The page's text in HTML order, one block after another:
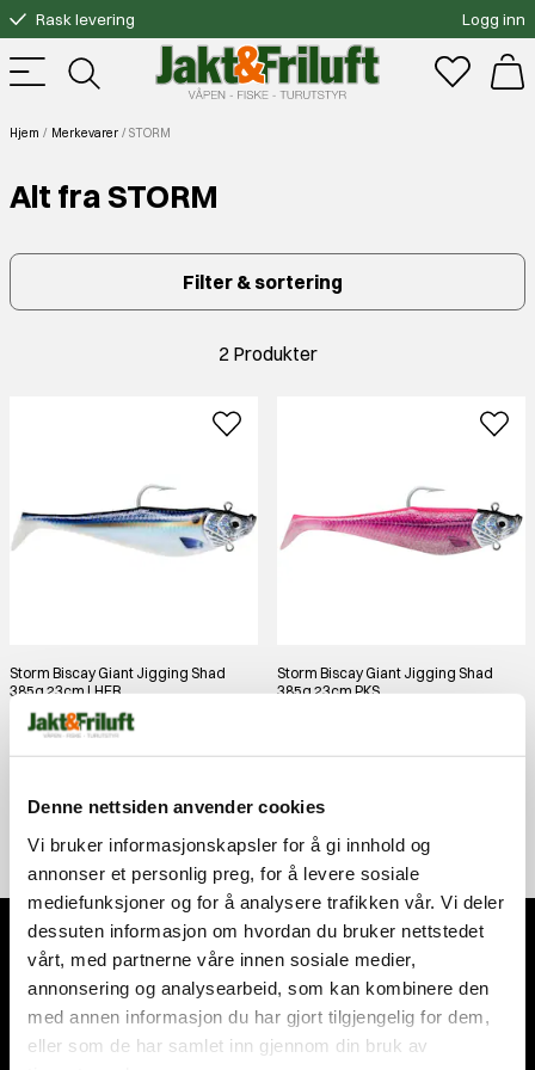
Denne nettsiden anvender cookies
Vi bruker informasjonskapsler for å gi innhold og
annonser et personlig preg, for å levere sosiale
mediefunksjoner og for å analysere trafikken vår. Vi deler
dessuten informasjon om hvordan du bruker nettstedet
vårt, med partnerne våre innen sosiale medier,
annonsering og analysearbeid, som kan kombinere den
med annen informasjon du har gjort tilgjengelig for dem,
eller som de har samlet inn gjennom din bruk av
Rask levering
Gratis bytte
Fri frakt over 3000.-
Logg inn
Hjem Merkevarer STORM
Alt fra STORM
Filter & sortering
2 Produkter
Storm Biscay Giant Jigging Shad
385g 23cm LHER
STORM
kr 359,00
Storm Biscay Giant Jigging Shad
385g 23cm PKS
kr 359,00
Abonner på nyhetsbrevet
Få nyhetene og tilbudene først. Som medlem får du nyheter,
tips og eksklusive rabatter!